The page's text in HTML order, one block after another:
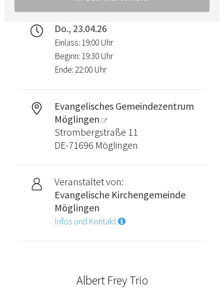
Do., 23.04.26
Einlass: 19:00 Uhr
Beginn: 19:30 Uhr
Ende: 22:00 Uhr
Evangelisches Gemeindezentrum
Möglingen
Strombergstraße 11
DE-71696 Möglingen
Veranstaltet von:
Evangelische Kirchengemeinde
Möglingen
Infos und Kontakt
Albert Frey Trio